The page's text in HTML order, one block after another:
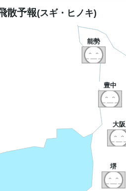
散予報(スギ・ヒノキ)
豊中
能勢
堺
大阪